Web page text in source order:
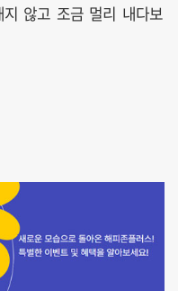
않고 조금 멀리 내다보